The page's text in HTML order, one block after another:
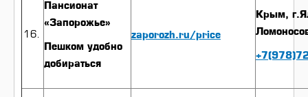
Пансионат
«Запорожье»
Пешком удобно
добираться
zaporozh.ru/price
Крым,